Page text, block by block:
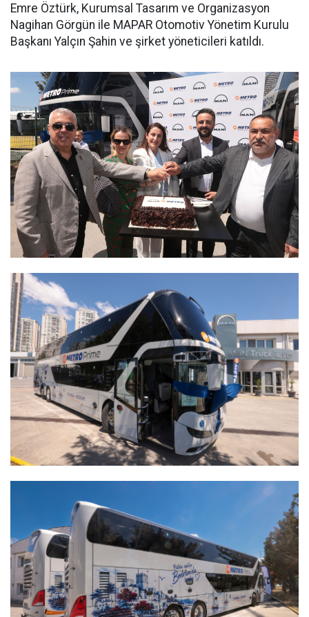
Emre Öztürk, Kurumsal Tasarım ve Organizasyon
Nagihan Görgün ile MAPAR Otomotiv Yönetim Kurulu
Başkanı Yalçın Şahin ve şirket yöneticileri katıldı.